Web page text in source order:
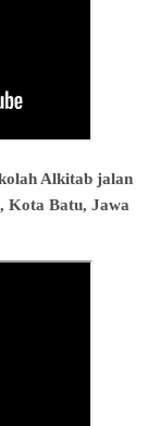
Alkitab jalan
Kota Batu, Jawa